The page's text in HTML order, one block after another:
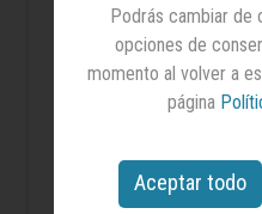
¿Cobras lo
siendo la
Citas
Podrás cambiar de
opciones de
momento al volver a
página
Aceptar todo